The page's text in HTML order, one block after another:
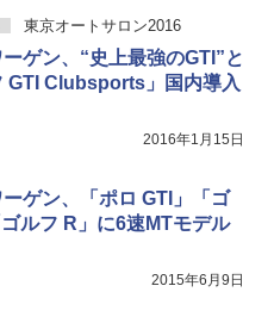
東京オートサロン2016
ゲン、“史上最強のGTI”と
GTI Clubsports」国内導入
2016年1月15日
ゲン、「ポロ GTI」「ゴ
ルフ R」に6速MTモデル
2015年6月9日